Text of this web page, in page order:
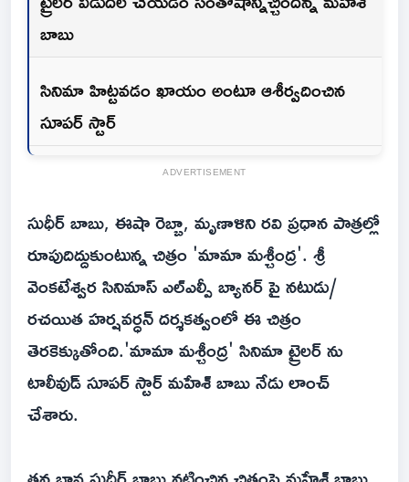
బాబు
సినిమా హిట్టవడం ఖాయం అంటూ ఆశీర్వదించిన
సూపర్ స్టార్
ADVERTISEMENT
సుధీర్ బాబు, ఈషా రెబ్బా, మృణాళిని రవి ప్రధాన పాత్రల్లో
రూపుదిద్దుకుంటున్న చిత్రం 'మామా మశ్చీంద్ర'. శ్రీ
వెంకటేశ్వర సినిమాస్ ఎల్ఎల్పీ బ్యానర్ పై నటుడు/
రచయిత హర్షవర్ధన్ దర్శకత్వంలో ఈ చిత్రం
తెరకెక్కుతోంది.'మామా మశ్చీంద్ర' సినిమా ట్రైలర్ ను
టాలీవుడ్ సూపర్ స్టార్ మహేశ్ బాబు నేడు లాంచ్
చేశారు.